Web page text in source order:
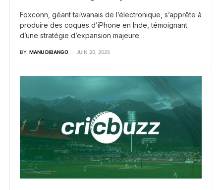
Foxconn, géant taïwanais de l’électronique, s’apprête à
produire des coques d’iPhone en Inde, témoignant
d’une stratégie d’expansion majeure…
BY MANU DIBANGO JUIN 20, 2025